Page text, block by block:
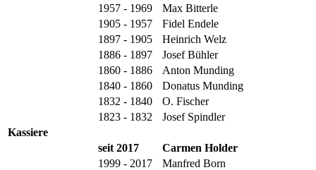
1957 - 1969
Max Bitterle
1905 - 1957
Fidel Endele
1897 - 1905
Heinrich Welz
1886 - 1897
Josef Bühler
1860 - 1886
Anton Munding
1840 - 1860
Donatus Munding
1832 - 1840
O. Fischer
1823 - 1832
Josef Spindler
Kassiere
seit 2017
Carmen Holder
1999 - 2017
Manfred Born